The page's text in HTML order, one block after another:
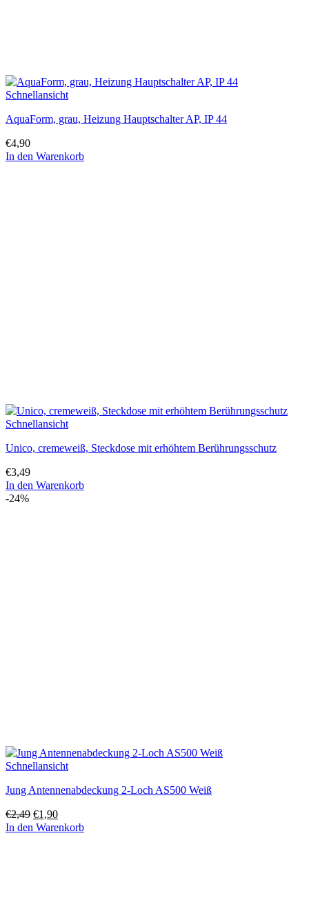
Schnellansicht
AquaForm, grau, Heizung Hauptschalter AP, IP 44
€4,90
In den Warenkorb
Schnellansicht
Unico, cremeweiß, Steckdose mit erhöhtem Berührungsschutz
€3,49
In den Warenkorb
-24%
Schnellansicht
Jung Antennenabdeckung 2-Loch AS500 Weiß
€2,49 Ursprünglicher
Preis
€1,90Aktueller
Preis
In den Warenkorb